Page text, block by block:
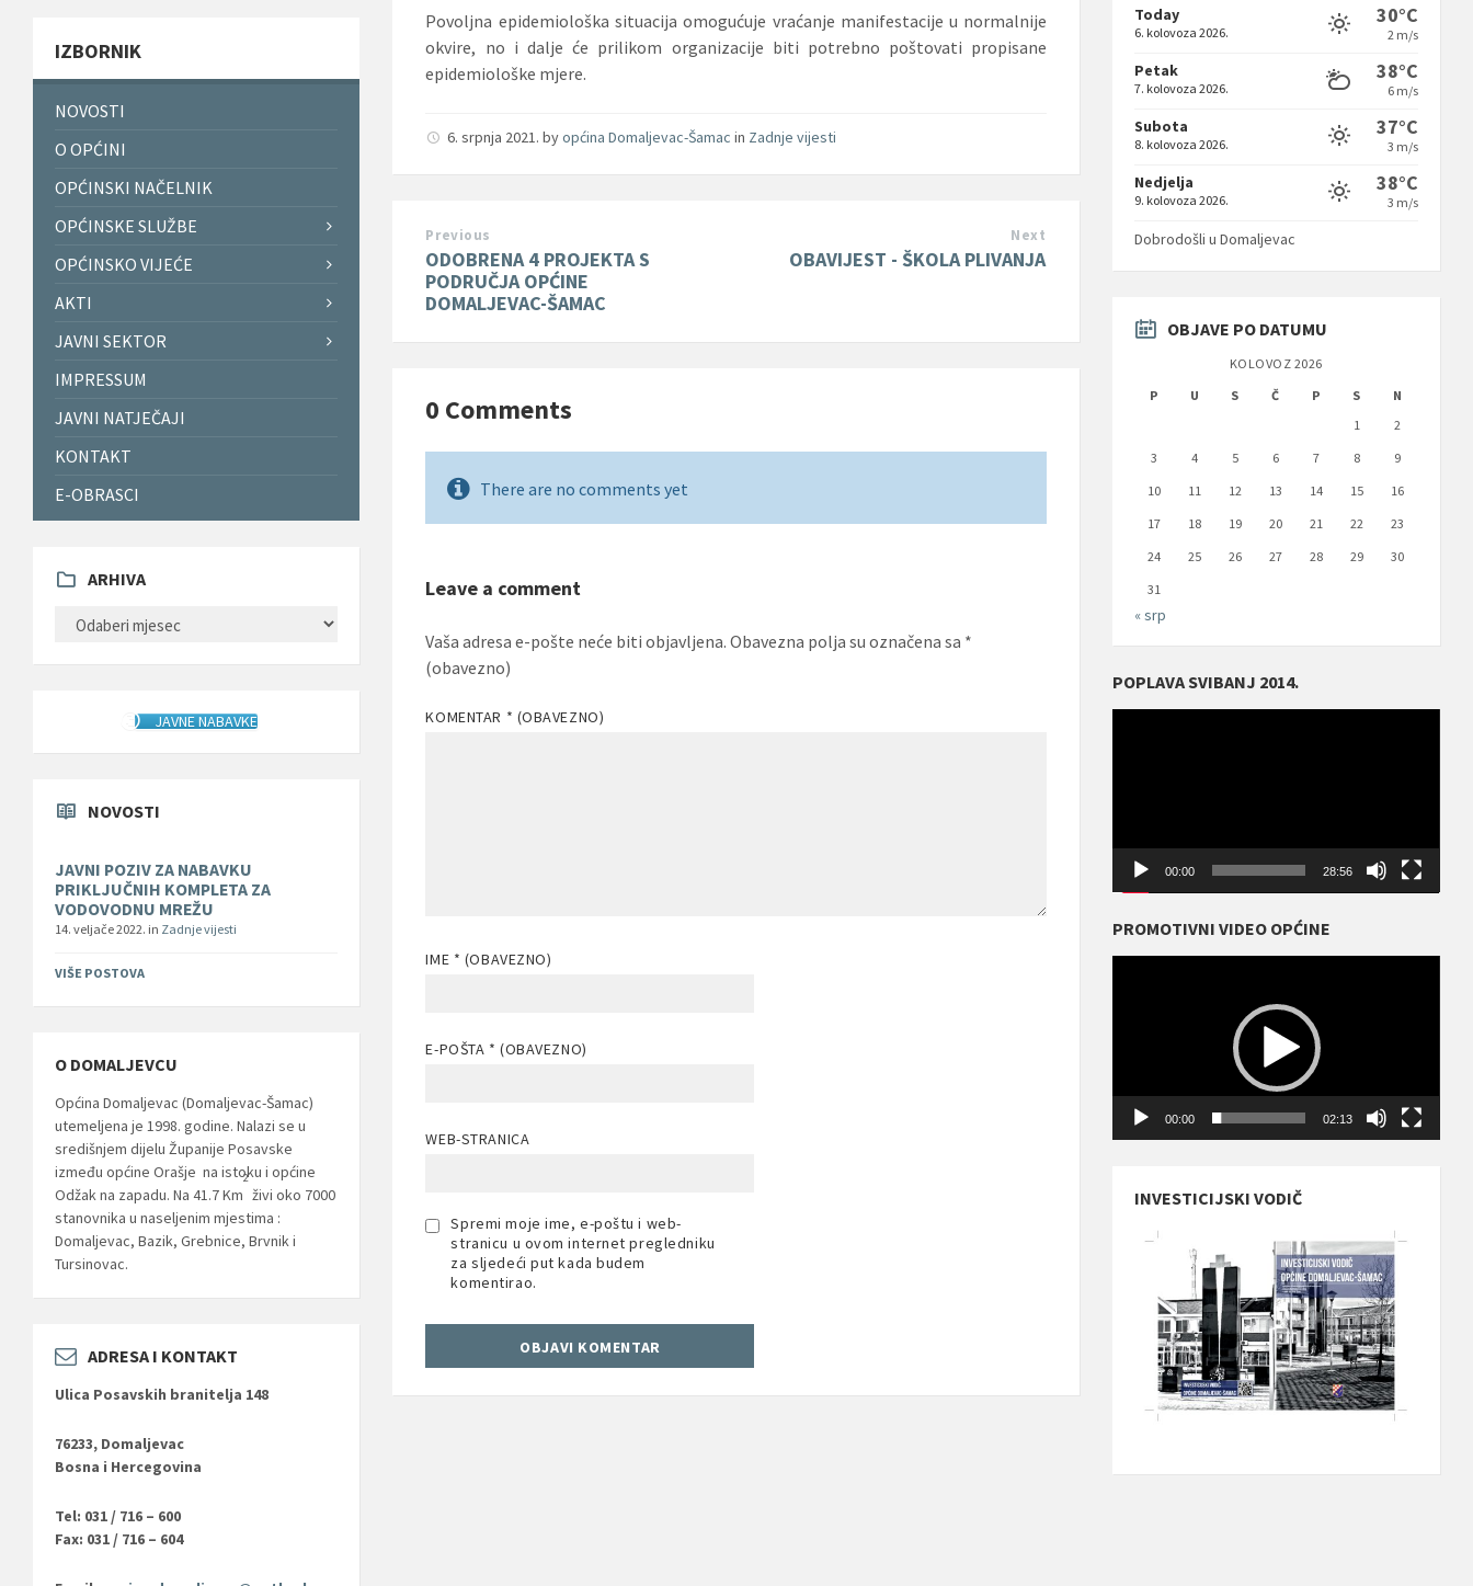
Povoljna epidemiološka situacija omogućuje vraćanje manifestacije u normalnije
okvire, no i dalje će prilikom organizacije biti potrebno poštovati propisane
epidemiološke mjere.
6. srpnja 2021.byopćina Domaljevac-Šamac in Zadnje vijesti
Previous
ODOBRENA 4 PROJEKTA S
PODRUČJA OPĆINE
DOMALJEVAC-ŠAMAC
Next
OBAVIJEST - ŠKOLA PLIVANJA
0 Comments
There are no comments yet
Leave a comment
Vaša adresa e-pošte neće biti objavljena. Obavezna polja su označena sa *
(obavezno)
KOMENTAR * (OBAVEZNO)
IME * (OBAVEZNO)
E-POŠTA * (OBAVEZNO)
WEB-STRANICA
Spremi moje ime, e-poštu i web-
stranicu u ovom internet pregledniku
za sljedeći put kada budem
komentirao.
IZBORNIK
NOVOSTI
O OPĆINI
OPĆINSKI NAČELNIK
OPĆINSKE SLUŽBE
OPĆINSKO VIJEĆE
AKTI
JAVNI SEKTOR
IMPRESSUM
JAVNI NATJEČAJI
KONTAKT
E-OBRASCI
ARHIVA
JAVNE NABAVKE
NOVOSTI
JAVNI POZIV ZA NABAVKU
PRIKLJUČNIH KOMPLETA ZA
VODOVODNU MREŽU
14. veljače 2022. in Zadnje vijesti
VIŠE POSTOVA
O DOMALJEVCU
Općina Domaljevac (Domaljevac-Šamac)
utemeljena je 1998. godine. Nalazi se u
središnjem dijelu Županije Posavske
između općine Orašje na istoku i općine
Odžak na zapadu. Na 41.7 Km
2
živi oko 7000
stanovnika u naseljenim mjestima :
Domaljevac, Bazik, Grebnice, Brvnik i
Tursinovac.
ADRESA I KONTAKT
Ulica Posavskih branitelja 148
76233, Domaljevac
Bosna i Hercegovina
Tel: 031 / 716 – 600
Fax: 031 / 716 – 604
Today
6. kolovoza 2026.
30°C
2 m/s
Petak
7. kolovoza 2026.
38°C
6 m/s
Subota
8. kolovoza 2026.
37°C
3 m/s
Nedjelja
9. kolovoza 2026.
38°C
3 m/s
Dobrodošli u Domaljevac
OBJAVE PO DATUMU
KOLOVOZ 2026
P
U S Č P S
N
1
2
3
4 5 6 7 8
9
10
11 12 13 14 15
16
17
18 19 20 21 22
23
24
25 26 27 28 29
30
31
« srp
POPLAVA SVIBANJ 2014.
00:00 28:56
PROMOTIVNI VIDEO OPĆINE
00:00 02:13
INVESTICIJSKI VODIČ